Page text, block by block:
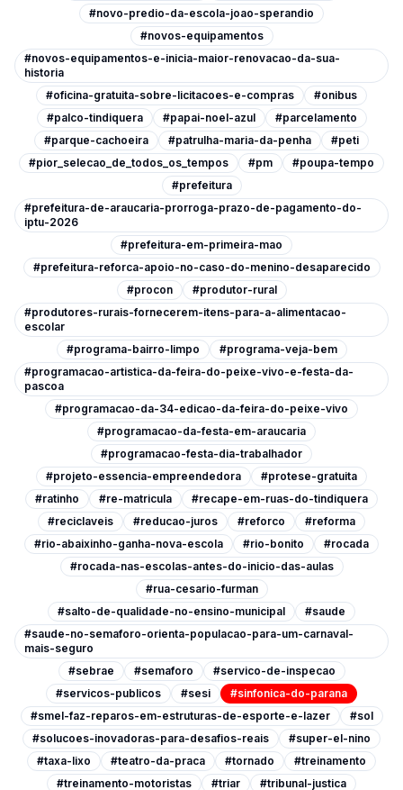
#novo-predio-da-escola-joao-sperandio
#novos-equipamentos
#novos-equipamentos-e-inicia-maior-renovacao-da-sua-
historia
#oficina-gratuita-sobre-licitacoes-e-compras
#onibus
#palco-tindiquera
#papai-noel-azul
#parcelamento
#parque-cachoeira
#patrulha-maria-da-penha
#peti
#pior_selecao_de_todos_os_tempos
#pm
#poupa-tempo
#prefeitura
#prefeitura-de-araucaria-prorroga-prazo-de-pagamento-do-
iptu-2026
#prefeitura-em-primeira-mao
#prefeitura-reforca-apoio-no-caso-do-menino-desaparecido
#procon
#produtor-rural
#produtores-rurais-fornecerem-itens-para-a-alimentacao-
escolar
#programa-bairro-limpo
#programa-veja-bem
#programacao-artistica-da-feira-do-peixe-vivo-e-festa-da-
pascoa
#programacao-da-34-edicao-da-feira-do-peixe-vivo
#programacao-da-festa-em-araucaria
#programacao-festa-dia-trabalhador
#projeto-essencia-empreendedora
#protese-gratuita
#ratinho
#re-matricula
#recape-em-ruas-do-tindiquera
#reciclaveis
#reducao-juros #reforco
#reforma
#rio-abaixinho-ganha-nova-escola
#rio-bonito
#rocada
#rocada-nas-escolas-antes-do-inicio-das-aulas
#rua-cesario-furman
#salto-de-qualidade-no-ensino-municipal
#saude
#saude-no-semaforo-orienta-populacao-para-um-carnaval-
mais-seguro
#sebrae
#semaforo
#servico-de-inspecao
#servicos-publicos
#sesi
#sinfonica-do-parana
#smel-faz-reparos-em-estruturas-de-esporte-e-lazer
#sol
#solucoes-inovadoras-para-desafios-reais
#super-el-nino
#taxa-lixo
#teatro-da-praca #tornado
#treinamento
#treinamento-motoristas
#triar #tribunal-justica